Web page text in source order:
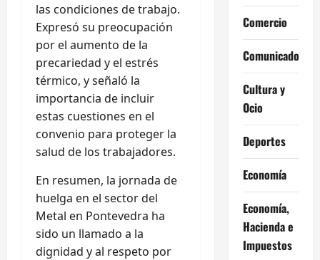
las condiciones de trabajo.
Expresó su preocupación
por el aumento de la
precariedad y el estrés
térmico, y señaló la
importancia de incluir
estas cuestiones en el
convenio para proteger la
salud de los trabajadores.
En resumen, la jornada de
huelga en el sector del
Metal en Pontevedra ha
sido un llamado a la
dignidad y al respeto por
Comercio
Comunicados
Cultura y
Ocio
Deportes
Economía
Economía,
Hacienda e
Impuestos